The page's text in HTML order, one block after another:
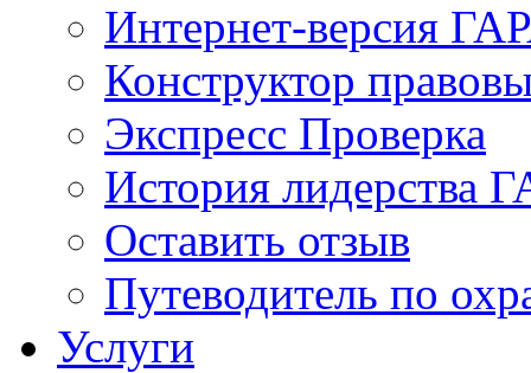
Интернет-версия
Конструктор
Экспресс Проверка
История лидерства
Оставить отзыв
Путеводитель по
Услуги